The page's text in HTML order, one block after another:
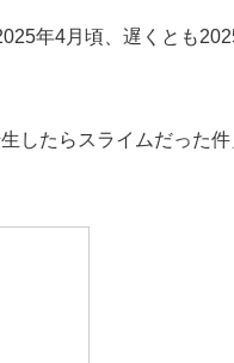
年4月頃、遅くとも
したらスライムだった